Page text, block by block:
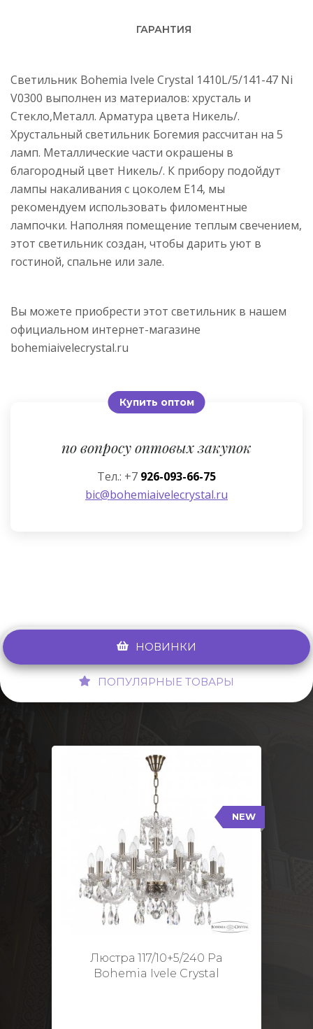
ГАРАНТИЯ
Светильник Bohemia Ivele Crystal 1410L/5/141-47 Ni
V0300 выполнен из материалов: хрусталь и
Стекло,Металл. Арматура цвета Никель/.
Хрустальный светильник Богемия рассчитан на 5
ламп. Металлические части окрашены в
благородный цвет Никель/. К прибору подойдут
лампы накаливания с цоколем E14, мы
рекомендуем использовать филоментные
лампочки. Наполняя помещение теплым свечением,
этот светильник создан, чтобы дарить уют в
гостиной, спальне или зале.
Вы можете приобрести этот светильник в нашем
официальном интернет-магазине
bohemiaivelecrystal.ru
Купить оптом
по вопросу оптовых закупок
Тел.: +7 926-093-66-75
bic@bohemiaivelecrystal.ru
НОВИНКИ
ПОПУЛЯРНЫЕ ТОВАРЫ
NEW
Люстра 117/10+5/240 Pa
Bohemia Ivele Crystal
117/10+5/240 Pa
Тип: Стеклянный рожок
Цвет арматуры: Патина/
Кол-во ламп: 15
Диаметр: 70 см